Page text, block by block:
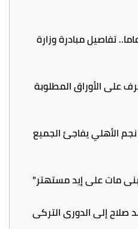
عمل لمن تجاوزوا 40 عاما.. تفاصيل مبادرة وزارة
القرعة 2027.. تعرف على الأوراق المطلوبة
الأهلي يفاجئ الجميع
مات على إيد مستهتر"
صلاح إلى الدوري التركي